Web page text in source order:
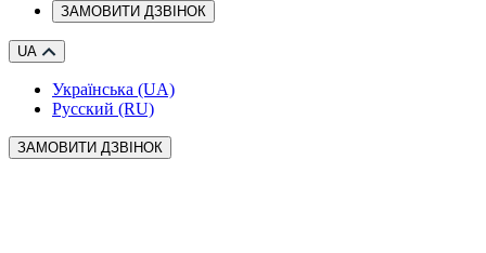
ЗАМОВИТИ ДЗВІНОК
UA
Українська (UA)
Русский (RU)
ЗАМОВИТИ ДЗВІНОК